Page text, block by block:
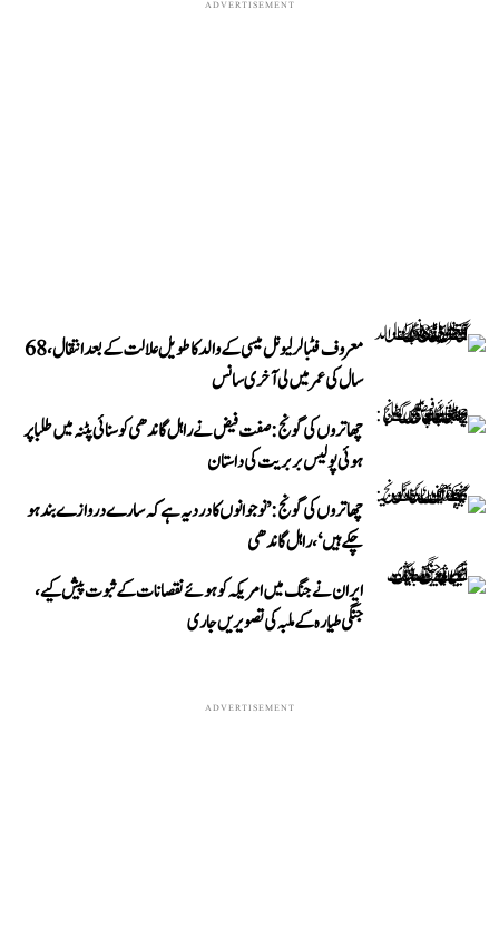
ADVERTISEMENT
معروف فٹبالر لیونل میسی کے والد کا طویل علالت کے بعد انتقال، 68
سال کی عمر میں لی آخری سانس
چھاتروں کی گونج: صفت فیض نے راہل گاندھی کو سنائی پٹنہ میں طلبا پر
ہوئی پولیس بربریت کی داستان
چھاتروں کی گونج: ’نوجوانوں کا درد یہ ہے کہ سارے دروازے بند ہو
چکے ہیں‘، راہل گاندھی
ایران نے جنگ میں امریکہ کو ہوئے نقصانات کے ثبوت پیش کیے،
جنگی طیارہ کے ملبہ کی تصویریں جاری
ADVERTISEMENT